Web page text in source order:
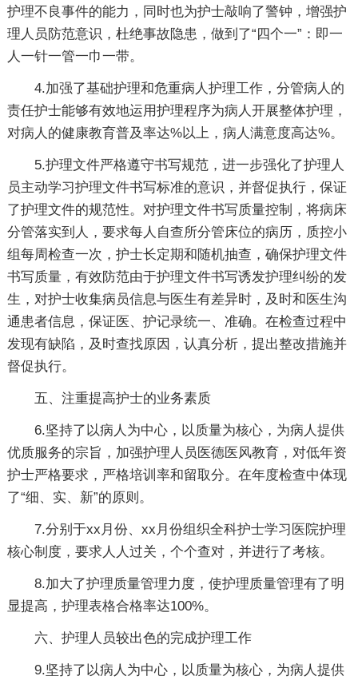
护理不良事件的能力，同时也为护士敲响了警钟，增强护
理人员防范意识，杜绝事故隐患，做到了“四个一”：即一
人一针一管一巾一带。
4.加强了基础护理和危重病人护理工作，分管病人的
责任护士能够有效地运用护理程序为病人开展整体护理，
对病人的健康教育普及率达%以上，病人满意度高达%。
5.护理文件严格遵守书写规范，进一步强化了护理人
员主动学习护理文件书写标准的意识，并督促执行，保证
了护理文件的规范性。对护理文件书写质量控制，将病床
分管落实到人，要求每人自查所分管床位的病历，质控小
组每周检查一次，护士长定期和随机抽查，确保护理文件
书写质量，有效防范由于护理文件书写诱发护理纠纷的发
生，对护士收集病员信息与医生有差异时，及时和医生沟
通患者信息，保证医、护记录统一、准确。在检查过程中
发现有缺陷，及时查找原因，认真分析，提出整改措施并
督促执行。
五、注重提高护士的业务素质
6.坚持了以病人为中心，以质量为核心，为病人提供
优质服务的宗旨，加强护理人员医德医风教育，对低年资
护士严格要求，严格培训率和留取分。在年度检查中体现
了“细、实、新”的原则。
7.分别于xx月份、xx月份组织全科护士学习医院护理
核心制度，要求人人过关，个个查对，并进行了考核。
8.加大了护理质量管理力度，使护理质量管理有了明
显提高，护理表格合格率达100%。
六、护理人员较出色的完成护理工作
9.坚持了以病人为中心，以质量为核心，为病人提供